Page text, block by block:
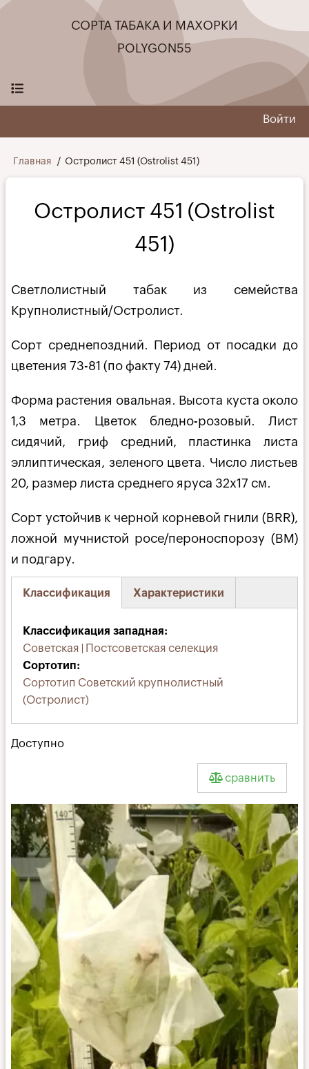
Перейти
СОРТА ТАБАКА И МАХОРКИ
POLYGON55
menu
Войти
Строка
Главная Остролист 451 (Ostrolist 451)
Остролист 451 (Ostrolist
451)
Светлолистный табак из семейства
Крупнолистный/Остролист.
Сорт среднепоздний. Период от посадки до
цветения 73-81 (по факту 74) дней.
Форма растения овальная. Высота куста около
1,3 метра. Цветок бледно-розовый. Лист
сидячий, гриф средний, пластинка листа
эллиптическая, зеленого цвета. Число листьев
20, размер листа среднего яруса 32х17 см.
Сорт устойчив к черной корневой гнили (BRR),
ложной мучнистой росе/пероноспорозу (BM)
и подгару.
Классификация
вкладка)
Характеристики
Классификация западная
Советская | Постсоветская селекция
Сортотип
Сортотип Советский крупнолистный
(Остролист)
Доступно
сравнить